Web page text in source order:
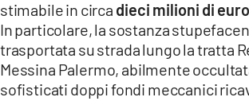
stimabile in circa dieci milioni di euro
In particolare, la sostanza
trasportata su strada lungo la tratta
Messina Palermo, abilmente
sofisticati doppi fondi meccanici